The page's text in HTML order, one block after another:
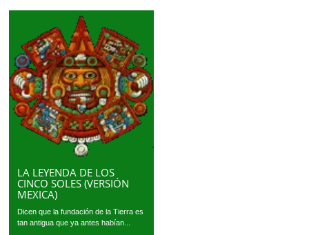
LA LEYENDA DE LOS
CINCO SOLES (VERSIÓN
MEXICA)
Dicen que la fundación de la Tierra es
tan antigua que ya antes habían...